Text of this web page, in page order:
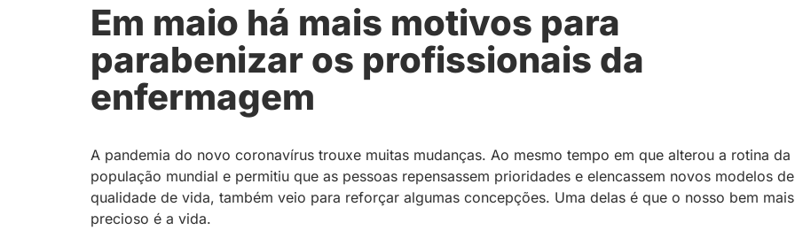
Em maio há mais motivos para
parabenizar os profissionais da
enfermagem
A pandemia do novo coronavírus trouxe muitas mudanças. Ao mesmo tempo em que alterou a rotina da
população mundial e permitiu que as pessoas repensassem prioridades e elencassem novos modelos de
qualidade de vida, também veio para reforçar algumas concepções. Uma delas é que o nosso bem mais
precioso é a vida.